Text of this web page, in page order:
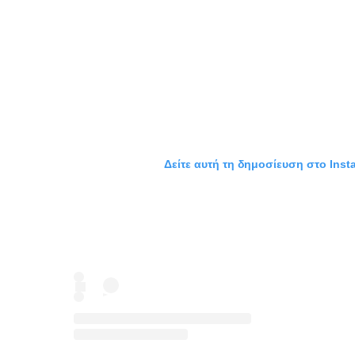
Δείτε αυτή τη δημοσίευση στο